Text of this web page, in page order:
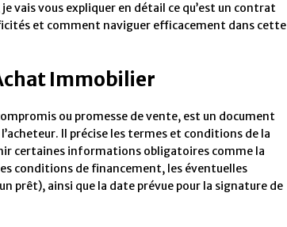
vais vous expliquer en détail ce qu’est un contrat
et comment naviguer efficacement dans cette
Immobilier
ou promesse de vente, est un document
Il précise les termes et conditions de la
certaines informations obligatoires comme la
conditions de financement, les éventuelles
prêt), ainsi que la date prévue pour la signature de